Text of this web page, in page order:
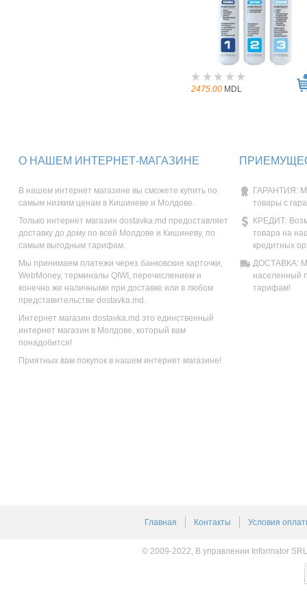
2475.00 MDL
О НАШЕМ ИНТЕРНЕТ-МАГАЗИНЕ
В нашем интернет магазине вы сможете купить по
самым низким ценам в Кишиневе и Молдове.
Только интернет магазин dostavka.md предоставляет
доставку до дому по всей Молдове и Кишиневу, по
самым выгодным тарифам.
Мы принимаем платежи через банковские карточки,
WebMoney, терминалы QIWI, перечислением и
конечно же наличными при доставке или в любом
представительстве dostavka.md.
Интернет магазин dostavka.md это единственный
интернет магазин в Молдове, который вам
понадобится!
Приятных вам покупок в нашем интернет магазине!
ГАРАНТИЯ:
товары с
КРЕДИТ:
товара на
кредитных
ДОСТАВКА:
населенный
тарифам!
Главная Контакты Условия
© 2009-2022, В управлении Informator SRL